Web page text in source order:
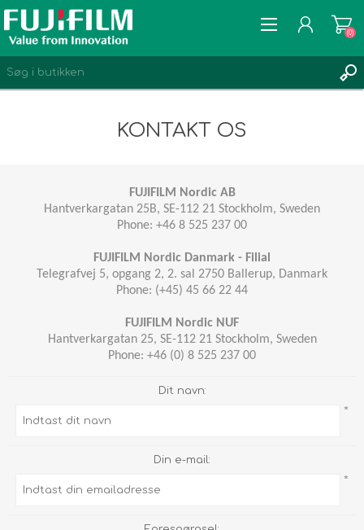
(0)
KONTAKT OS
FUJIFILM Nordic AB
Hantverkargatan 25B, SE-112 21 Stockholm, Sweden
Phone: +46 8 525 237 00
FUJIFILM Nordic Danmark - Filial
Telegrafvej 5, opgang 2, 2. sal 2750 Ballerup, Danmark
Phone: (+45) 45 66 22 44
FUJIFILM Nordic NUF
Hantverkargatan 25, SE-112 21 Stockholm, Sweden
Phone: +46 (0) 8 525 237 00
Dit navn:
*
Din e-mail:
*